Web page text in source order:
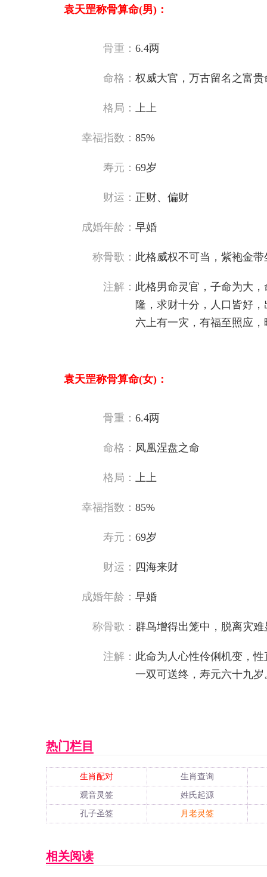
袁天罡称骨算命(男)：
骨重： 6.4两
命格： 权威大官，万古留名之富贵
格局： 上上
幸福指数： 85%
寿元： 69岁
财运： 正财、偏财
成婚年龄： 早婚
称骨歌： 此格威权不可当，紫袍金
注解： 此格男命灵官，子命为大
隆，求财十分，人口皆好
六上有一灾，有福至照应
袁天罡称骨算命(女)：
骨重： 6.4两
命格： 凤凰涅盘之命
格局： 上上
幸福指数： 85%
寿元： 69岁
财运： 四海来财
成婚年龄： 早婚
称骨歌： 群鸟增得出笼中，脱离灾
注解： 此命为人心性伶俐机变，
一双可送终，寿元六十九岁
热门栏目
生肖配对 生肖查询
观音灵签 姓氏起源
孔子圣签 月老灵签
相关阅读